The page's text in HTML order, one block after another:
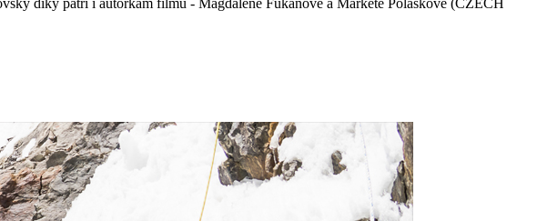
díky patří i autorkám filmu - Magdaleně Fukanové a Markétě Poláškové (CZECH